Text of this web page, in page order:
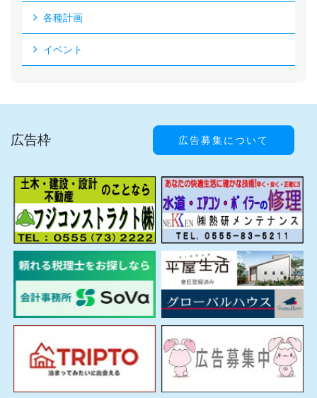
各種計画
イベント
広告枠 広告募集について